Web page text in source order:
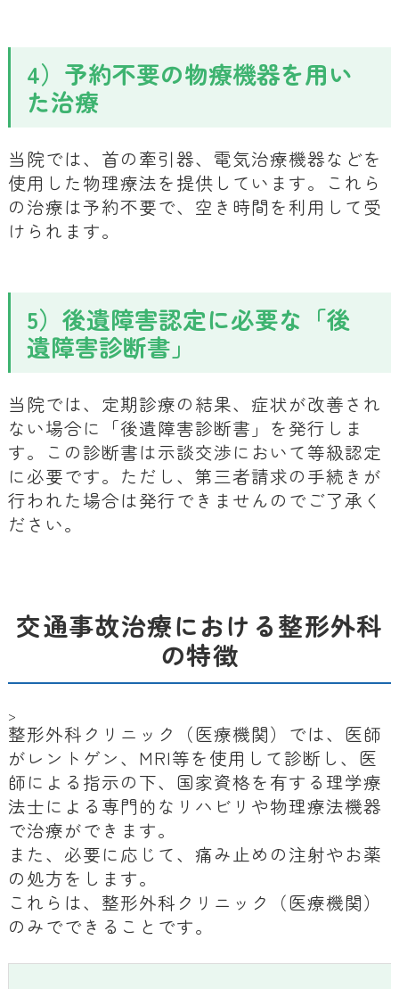
4）予約不要の物療機器を用い
た治療
当院では、首の牽引器、電気治療機器などを
使用した物理療法を提供しています。これら
の治療は予約不要で、空き時間を利用して受
けられます。
5）後遺障害認定に必要な「後
遺障害診断書」
当院では、定期診療の結果、症状が改善され
ない場合に「後遺障害診断書」を発行しま
す。この診断書は示談交渉において等級認定
に必要です。ただし、第三者請求の手続きが
行われた場合は発行できませんのでご了承く
ださい。
交通事故治療における整形外科
の特徴
>
整形外科クリニック（医療機関）では、医師
がレントゲン、MRI等を使用して診断し、医
師による指示の下、国家資格を有する理学療
法士による専門的なリハビリや物理療法機器
で治療ができます。
また、必要に応じて、痛み止めの注射やお薬
の処方をします。
これらは、整形外科クリニック（医療機関）
のみでできることです。